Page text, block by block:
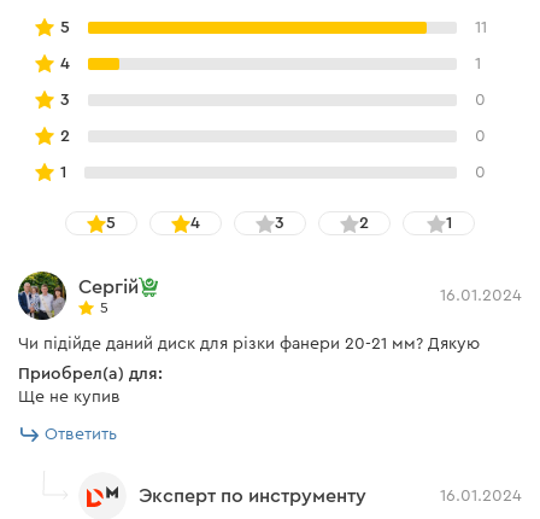
5 11
4 1
3 0
2 0
1 0
5 4 3 2 1
Сергій
5
16.01.2024
Чи підійде даний диск для різки фанери 20-21 мм? Дякую
Приобрел(а) для:
Ще не купив
Ответить
Эксперт по инструменту 16.01.2024